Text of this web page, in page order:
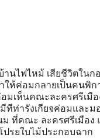
นไฟไหม้ เสียชีวิตในกอ
ให้ค่อมกลายเป็นคนพิก
มเห็นคณะละครศรีเมือ
ทีท่ารังเกียจค่อมและม
ม ที่คณะ ละครศรีเมือง
ปรยใบไม้ประกอบฉาก